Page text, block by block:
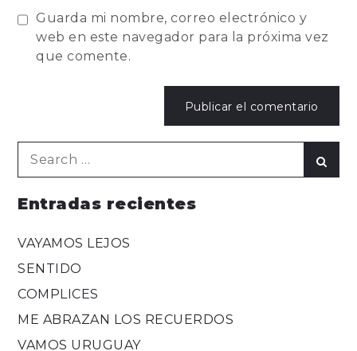
Guarda mi nombre, correo electrónico y
web en este navegador para la próxima vez
que comente.
Entradas recientes
VAYAMOS LEJOS
SENTIDO
COMPLICES
ME ABRAZAN LOS RECUERDOS
VAMOS URUGUAY